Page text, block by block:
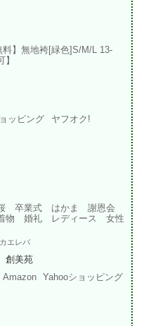
料】無地袴[緑色]S/M/L 13-
ッピング ヤフオク!
卒業式 はかま 謝恩会
物 婚礼 レディース 女性
カエレバ
創美苑
Amazon Yahooショッピング